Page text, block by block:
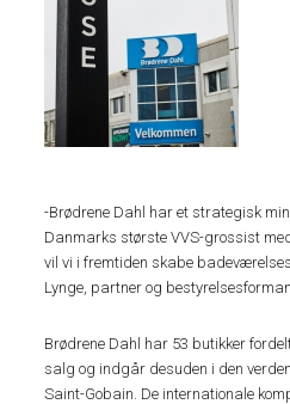
-Brødrene Dahl har et strategisk
Danmarks største VVS-grossist
vil vi i fremtiden skabe
Lynge, partner og
Brødrene Dahl har 53 butikker
salg og indgår desuden i den
Saint-Gobain. De internationale